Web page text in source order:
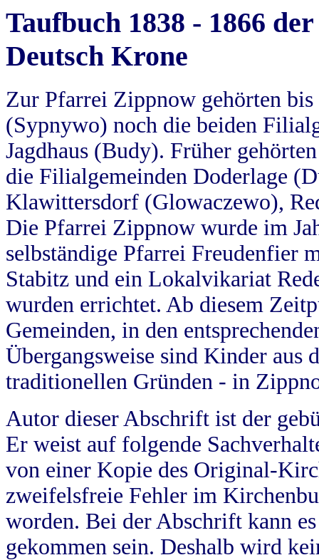
Taufbuch 1838 - 1866
Deutsch Krone
Zur Pfarrei Zippnow gehörten
(Sypnywo) noch die beiden
Jagdhaus (Budy). Früher
die Filialgemeinden Doderlage
Klawittersdorf (Glowaczewo),
Die Pfarrei Zippnow wurde im
selbständige Pfarrei Freudenfier
Stabitz und ein Lokalvikariat
wurden errichtet. Ab diesem
Gemeinden, in den
Übergangsweise sind Kinder aus
traditionellen Gründen - in
Autor dieser Abschrift ist der
Er weist auf folgende
von einer Kopie des Original-
zweifelsfreie Fehler im
worden. Bei der Abschrift kann
gekommen sein. Deshalb wird